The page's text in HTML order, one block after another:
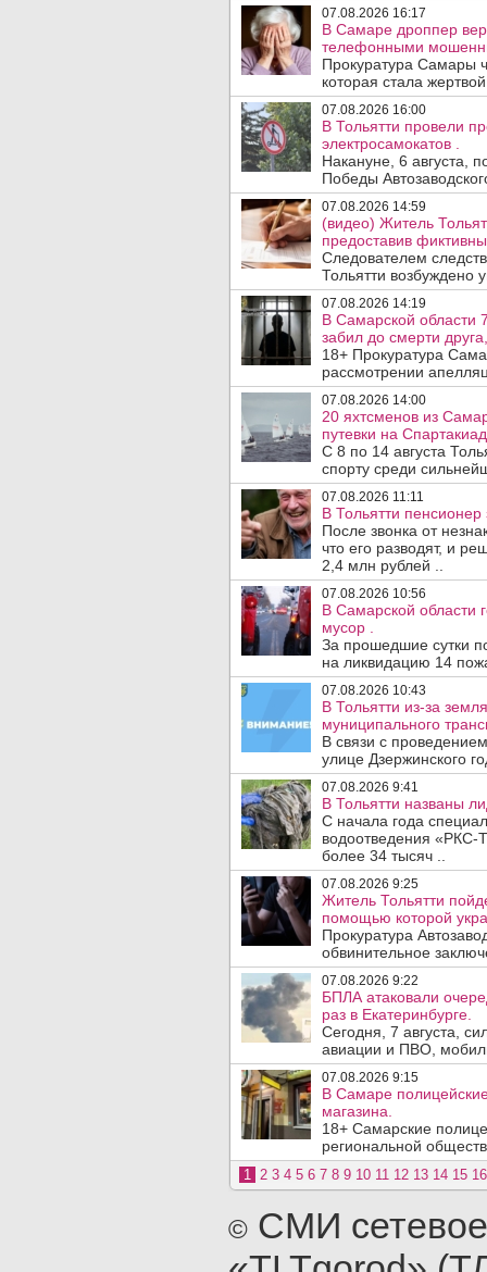
07.08.2026 16:17
В Самаре дроппер
телефонными
Прокуратура Самары
которая стала
07.08.2026 16:00
В Тольятти провели
электросамокатов .
Накануне, 6 августа,
Победы
07.08.2026 14:59
(видео) Житель
предоставив
Следователем
Тольятти возбуждено
07.08.2026 14:19
В Самарской области
забил до смерти
18+ Прокуратура
рассмотрении
07.08.2026 14:00
20 яхтсменов из
путевки на
С 8 по 14 августа
спорту среди
07.08.2026 11:11
В Тольятти
После звонка от
что его разводят, и
2,4 млн рублей ..
07.08.2026 10:56
В Самарской области
мусор .
За прошедшие сутки
на ликвидацию 14
07.08.2026 10:43
В Тольятти из-за
муниципального
В связи с
улице Дзержинского
07.08.2026 9:41
В Тольятти названы
С начала года
водоотведения «РКС-
более 34 тысяч ..
07.08.2026 9:25
Житель Тольятти
помощью которой
Прокуратура
обвинительное
07.08.2026 9:22
БПЛА атаковали
раз в Екатеринбурге.
Сегодня, 7 августа,
авиации и ПВО,
07.08.2026 9:15
В Самаре
магазина.
18+ Самарские
региональной
1 2 3 4 5 6 7 8 9 10 11 12 13 14 15 16
© СМИ